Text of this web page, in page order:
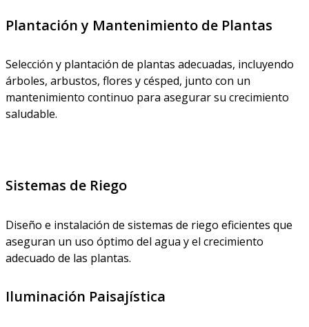
Plantación y Mantenimiento de Plantas
Selección y plantación de plantas adecuadas, incluyendo
árboles, arbustos, flores y césped, junto con un
mantenimiento continuo para asegurar su crecimiento
saludable.
Sistemas de Riego
Diseño e instalación de sistemas de riego eficientes que
aseguran un uso óptimo del agua y el crecimiento
adecuado de las plantas.
Iluminación Paisajística